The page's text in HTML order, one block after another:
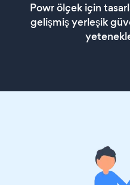
Powr ölçek için
gelişmiş yerleşik